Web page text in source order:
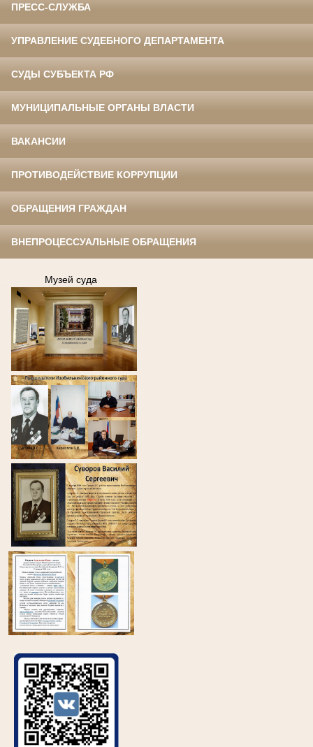
ПРЕСС-СЛУЖБА
УПРАВЛЕНИЕ СУДЕБНОГО ДЕПАРТАМЕНТА
СУДЫ СУБЪЕКТА РФ
МУНИЦИПАЛЬНЫЕ ОРГАНЫ ВЛАСТИ
ВАКАНСИИ
ПРОТИВОДЕЙСТВИЕ КОРРУПЦИИ
ОБРАЩЕНИЯ ГРАЖДАН
ВНЕПРОЦЕССУАЛЬНЫЕ ОБРАЩЕНИЯ
Музей суда